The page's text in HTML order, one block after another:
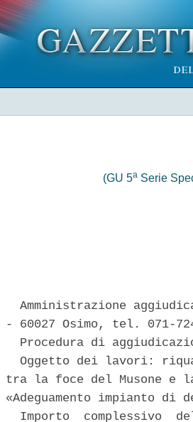
(GU 5a Serie
Amministrazione
- 60027 Osimo, tel. 071-
Procedura di
Oggetto dei lavori:
tra la foce del Musone e
«Adeguamento impianto di
Importo  complessivo